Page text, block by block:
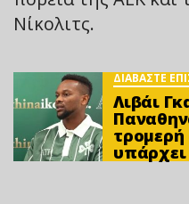
Νίκολιτς.
ΔΙΑΒΑΣΤΕ
Λιβάι